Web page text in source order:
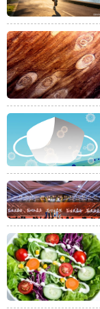
辽宁
浙江
山东
广东
四川
陕西
新疆
多语种频道
English